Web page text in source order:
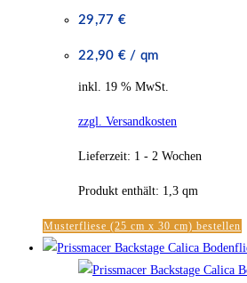
29,77 €
22,90 € /qm
inkl. 19 % MwSt.
zzgl. Versandkosten
Lieferzeit: 1 - 2 Wochen
Produkt enthält: 1,3 qm
Musterfliese (25 cm x 30 cm) bestellen